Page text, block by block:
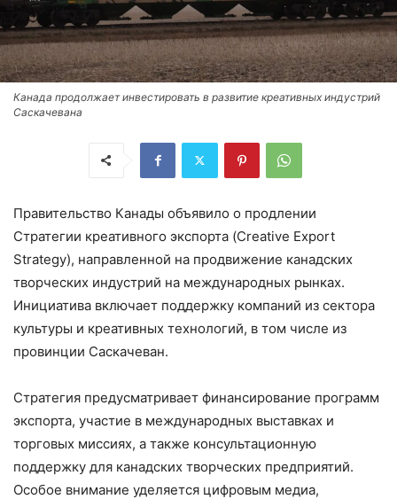
Канада продолжает инвестировать в развитие креативных индустрий
Саскачевана
Правительство Канады объявило о продлении
Стратегии креативного экспорта (Creative Export
Strategy), направленной на продвижение канадских
творческих индустрий на международных рынках.
Инициатива включает поддержку компаний из сектора
культуры и креативных технологий, в том числе из
провинции Саскачеван.
Стратегия предусматривает финансирование программ
экспорта, участие в международных выставках и
торговых миссиях, а также консультационную
поддержку для канадских творческих предприятий.
Особое внимание уделяется цифровым медиа,